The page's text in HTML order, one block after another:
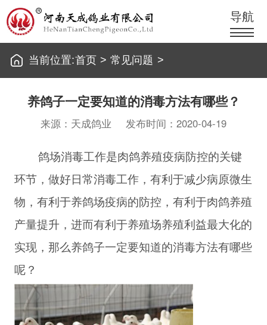
导航
当前位置:首页 > 常见问题 >
养鸽子一定要知道的消毒方法有哪些？
来源：天成鸽业 发布时间：2020-04-19
鸽场消毒工作是肉鸽养殖疫病防控的关键
环节，做好日常消毒工作，有利于减少病原微生
物，有利于养鸽场疫病的防控，有利于肉鸽养殖
产量提升，进而有利于养殖场养殖利益最大化的
实现，那么养鸽子一定要知道的消毒方法有哪些
呢？